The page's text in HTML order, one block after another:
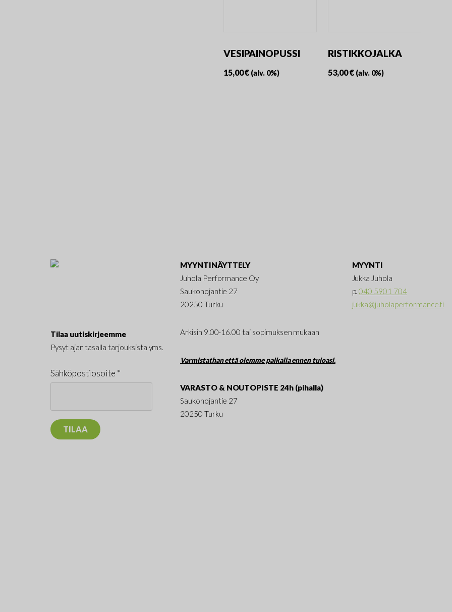
VESIPAINOPUSSI
15,00€ (alv. 0%)
RISTIKKOJALKA
53,00€ (alv. 0%)
Tilaa uutiskirjeemme
Pysyt ajan tasalla tarjouksista yms.
Sähköpostiosoite *
MYYNTINÄYTTELY
Juhola Performance Oy
Saukonojantie 27
20250 Turku
Arkisin 9.00-16.00 tai sopimuksen mukaan
Varmistathan että olemme paikalla ennen tuloasi.
VARASTO & NOUTOPISTE 24h (pihalla)
Saukonojantie 27
20250 Turku
MYYNTI
Jukka Juhola
p.040 5901 704
jukka@juholaperformance.fi